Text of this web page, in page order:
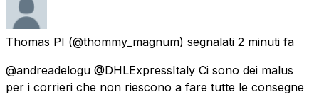
Thomas PI (@thommy_magnum) segnalati 2 minuti fa
@andreadelogu @DHLExpressItaly Ci sono dei malus
per i corrieri che non riescono a fare tutte le consegne